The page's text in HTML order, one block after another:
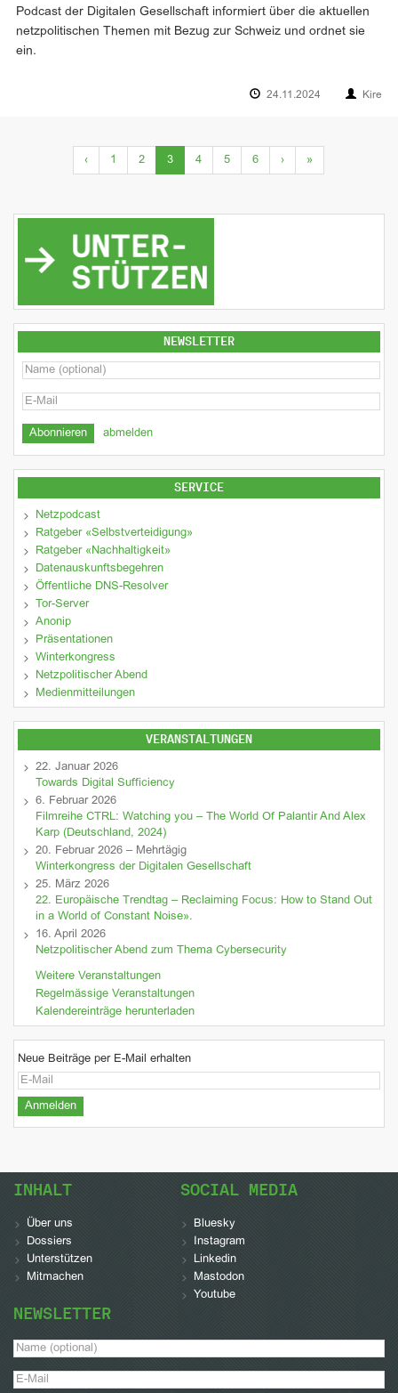
Podcast der Digitalen Gesellschaft informiert über die aktuellen
netzpolitischen Themen mit Bezug zur Schweiz und ordnet sie
ein.
24.11.2024 Kire
‹ 1 2 3(current)
4 5 6 › »
NEWSLETTER
abmelden
SERVICE
Netzpodcast
Ratgeber «Selbstverteidigung»
Ratgeber «Nachhaltigkeit»
Datenauskunftsbegehren
Öffentliche DNS-Resolver
Tor-Server
Anonip
Präsentationen
Winterkongress
Netzpolitischer Abend
Medienmitteilungen
VERANSTALTUNGEN
22. Januar 2026
Towards Digital Sufficiency
6. Februar 2026
Filmreihe CTRL: Watching you – The World Of Palantir And Alex
Karp (Deutschland, 2024)
20. Februar 2026 – Mehrtägig
Winterkongress der Digitalen Gesellschaft
25. März 2026
22. Europäische Trendtag – Reclaiming Focus: How to Stand Out
in a World of Constant Noise».
16. April 2026
Netzpolitischer Abend zum Thema Cybersecurity
Weitere Veranstaltungen
Regelmässige Veranstaltungen
Kalendereinträge herunterladen
Neue Beiträge per E-Mail erhalten
INHALT
Über uns
Dossiers
Unterstützen
Mitmachen
SOCIAL MEDIA
Bluesky
Instagram
Linkedin
Mastodon
Youtube
NEWSLETTER